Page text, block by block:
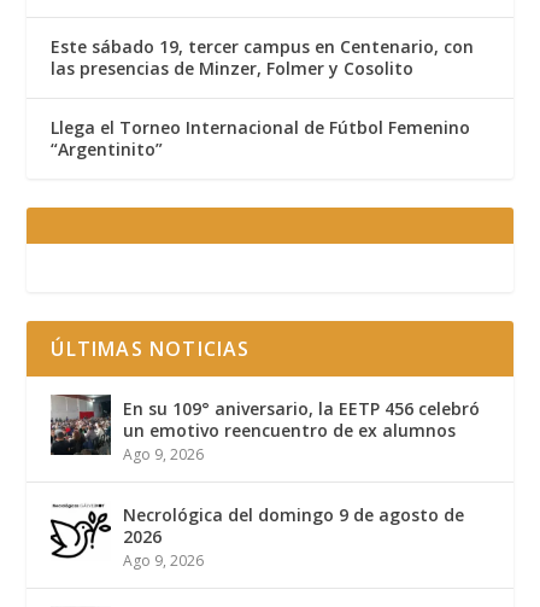
Este sábado 19, tercer campus en Centenario, con
las presencias de Minzer, Folmer y Cosolito
Llega el Torneo Internacional de Fútbol Femenino
“Argentinito”
ÚLTIMAS NOTICIAS
En su 109° aniversario, la EETP 456 celebró
un emotivo reencuentro de ex alumnos
Ago 9, 2026
Necrológica del domingo 9 de agosto de
2026
Ago 9, 2026